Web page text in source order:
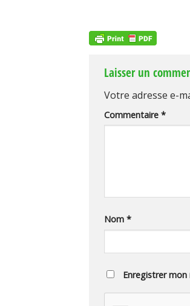
Laisser un
Votre adresse e-
Commentaire *
Nom *
Enregistrer